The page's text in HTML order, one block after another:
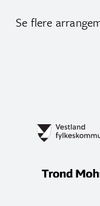
Se flere